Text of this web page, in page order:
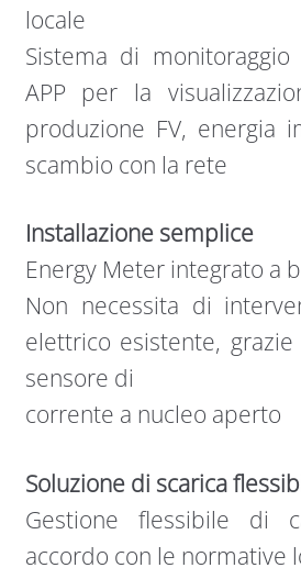
locale
Sistema di
APP per la
produzione FV, energia
scambio con la rete
Installazione semplice
Energy Meter integrato a
Non necessita di
elettrico esistente, grazie
sensore di
corrente a nucleo aperto
Soluzione di scarica
Gestione ﬂessibile di
accordo con le normative